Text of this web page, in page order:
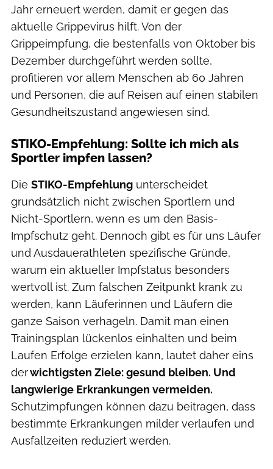
Jahr erneuert werden, damit er gegen das
aktuelle Grippevirus hilft. Von der
Grippeimpfung, die bestenfalls von Oktober bis
Dezember durchgeführt werden sollte,
profitieren vor allem Menschen ab 60 Jahren
und Personen, die auf Reisen auf einen stabilen
Gesundheitszustand angewiesen sind.
STIKO-Empfehlung: Sollte ich mich als
Sportler impfen lassen?
Die STIKO-Empfehlung unterscheidet
grundsätzlich nicht zwischen Sportlern und
Nicht-Sportlern, wenn es um den Basis-
Impfschutz geht. Dennoch gibt es für uns Läufer
und Ausdauerathleten spezifische Gründe,
warum ein aktueller Impfstatus besonders
wertvoll ist. Zum falschen Zeitpunkt krank zu
werden, kann Läuferinnen und Läufern die
ganze Saison verhageln. Damit man einen
Trainingsplan lückenlos einhalten und beim
Laufen Erfolge erzielen kann, lautet daher eins
derwichtigsten Ziele: gesund bleiben. Und
langwierige Erkrankungen vermeiden.
Schutzimpfungen können dazu beitragen, dass
bestimmte Erkrankungen milder verlaufen und
Ausfallzeiten reduziert werden.